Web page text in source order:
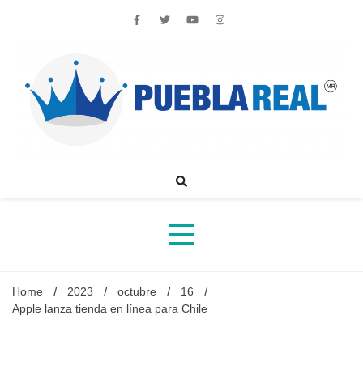
Noticias de actualidad de Puebla, México y el mundo
Home 2023 octubre
16
Apple lanza tienda en línea para Chile